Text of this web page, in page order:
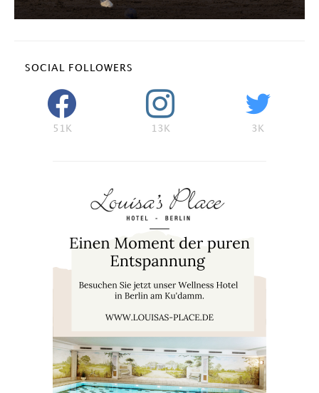
SOCIAL FOLLOWERS
51K 13K 3K